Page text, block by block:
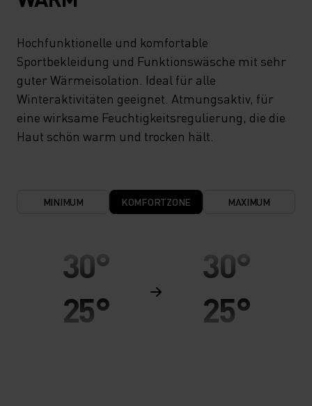
Hochfunktionelle und komfortable
Sportbekleidung und Funktionswäsche mit sehr
guter Wärmeisolation. Ideal für alle
Winteraktivitäten geeignet. Atmungsaktiv, für
eine wirksame Feuchtigkeitsregulierung, die die
Haut schön warm und trocken hält.
MINIMUM KOMFORTZONE MAXIMUM
30°
25°
30°
25°